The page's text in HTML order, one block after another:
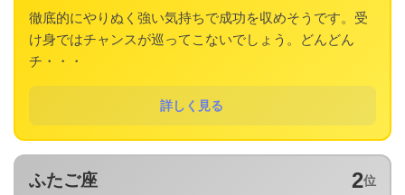
徹底的にやりぬく強い気持ちで成功を収めそうです。受
け身ではチャンスが巡ってこないでしょう。どんどん
チ・・・
詳しく見る
2位
ふたご座